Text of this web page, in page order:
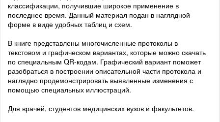
классификации, получившие широкое применение в
последнее время. Данный материал подан в наглядной
форме в виде удобных таблиц и схем.
В книге представлены многочисленные протоколы в
текстовом и графическом вариантах, которые можно скачать
по специальным QR-кодам. Графический вариант поможет
разобраться в построении описательной части протокола и
наглядно продемонстрировать выявленные изменения с
помощью специальных иллюстраций.
Для врачей, студентов медицинских вузов и факультетов.